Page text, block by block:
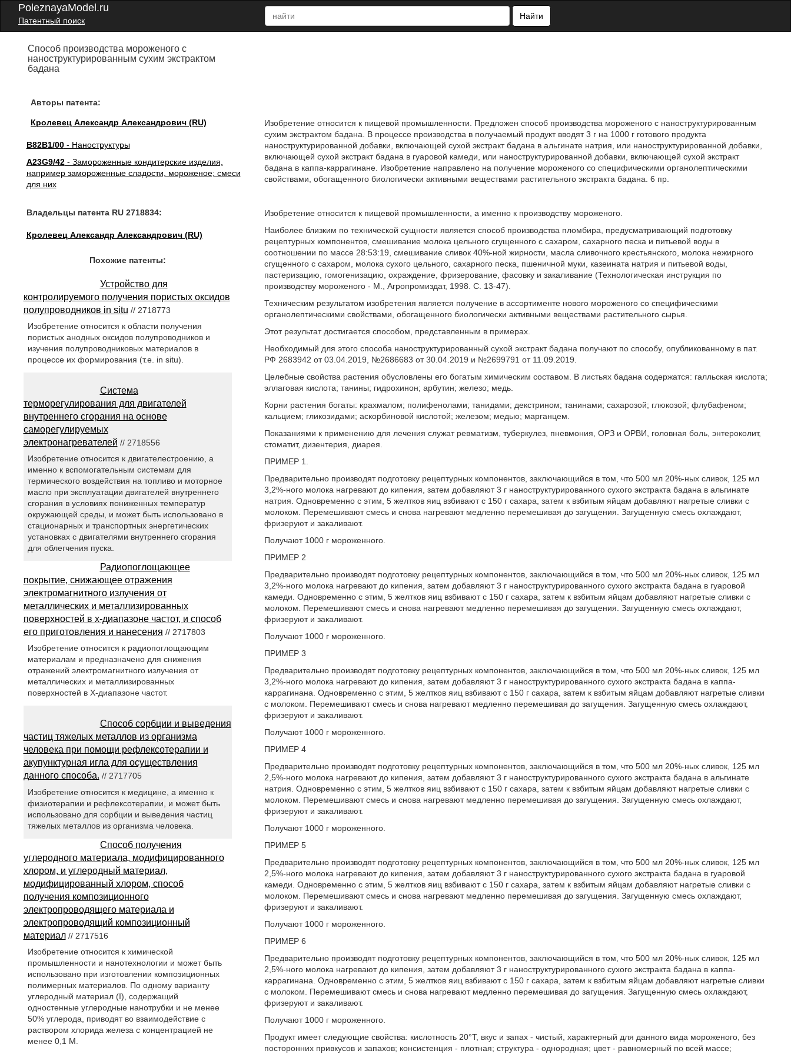
PoleznayaModel.ru
Патентный поиск
Найти
Способ производства мороженого с
наноструктурированным сухим экстрактом
бадана
Авторы патента:
Кролевец Александр Александрович (RU)
B82B1/00- Наноструктуры
A23G9/42- Замороженные кондитерские изделия,
например замороженные сладости, мороженое; смеси
для них
Владельцы патента RU 2718834:
Кролевец Александр Александрович (RU)
Изобретение относится к пищевой промышленности. Предложен способ производства мороженого с наноструктурированным
сухим экстрактом бадана. В процессе производства в получаемый продукт вводят 3 г на 1000 г готового продукта
наноструктурированной добавки, включающей сухой экстракт бадана в альгинате натрия, или наноструктурированной добавки,
включающей сухой экстракт бадана в гуаровой камеди, или наноструктурированной добавки, включающей сухой экстракт
бадана в каппа-каррагинане. Изобретение направлено на получение мороженого со специфическими органолептическими
свойствами, обогащенного биологически активными веществами растительного экстракта бадана. 6 пр.
Изобретение относится к пищевой промышленности, а именно к производству мороженого.
Наиболее близким по технической сущности является способ производства пломбира, предусматривающий подготовку
рецептурных компонентов, смешивание молока цельного сгущенного с сахаром, сахарного песка и питьевой воды в
соотношении по массе 28:53:19, смешивание сливок 40%-ной жирности, масла сливочного крестьянского, молока нежирного
сгущенного с сахаром, молока сухого цельного, сахарного песка, пшеничной муки, казеината натрия и питьевой воды,
пастеризацию, гомогенизацию, охраждение, фризерование, фасовку и закаливание (Технологическая инструкция по
производству мороженого - М., Агропромиздат, 1998. С. 13-47).
Техническим результатом изобретения является получение в ассортименте нового мороженого со специфическими
органолептическими свойствами, обогащенного биологически активными веществами растительного сырья.
Этот результат достигается способом, представленным в примерах.
Необходимый для этого способа наноструктурированный сухой экстракт бадана получают по способу, опубликованному в пат.
РФ 2683942 от 03.04.2019, №2686683 от 30.04.2019 и №2699791 от 11.09.2019.
Целебные свойства растения обусловлены его богатым химическим составом. В листьях бадана содержатся: галльская кислота;
эллаговая кислота; танины; гидрохинон; арбутин; железо; медь.
Корни растения богаты: крахмалом; полифенолами; танидами; декстрином; танинами; сахарозой; глюкозой; флубафеном;
кальцием; гликозидами; аскорбиновой кислотой; железом; медью; марганцем.
Показаниями к применению для лечения служат ревматизм, туберкулез, пневмония, ОРЗ и ОРВИ, головная боль, энтероколит,
стоматит, дизентерия, диарея.
ПРИМЕР 1.
Предварительно производят подготовку рецептурных компонентов, заключающийся в том, что 500 мл 20%-ных сливок, 125 мл
3,2%-ного молока нагревают до кипения, затем добавляют 3 г наноструктурированного сухого экстракта бадана в альгинате
натрия. Одновременно с этим, 5 желтков яиц взбивают с 150 г сахара, затем к взбитым яйцам добавляют нагретые сливки с
молоком. Перемешивают смесь и снова нагревают медленно перемешивая до загущения. Загущенную смесь охлаждают,
фризеруют и закаливают.
Получают 1000 г мороженного.
ПРИМЕР 2
Предварительно производят подготовку рецептурных компонентов, заключающийся в том, что 500 мл 20%-ных сливок, 125 мл
3,2%-ного молока нагревают до кипения, затем добавляют 3 г наноструктурированного сухого экстракта бадана в гуаровой
камеди. Одновременно с этим, 5 желтков яиц взбивают с 150 г сахара, затем к взбитым яйцам добавляют нагретые сливки с
молоком. Перемешивают смесь и снова нагревают медленно перемешивая до загущения. Загущенную смесь охлаждают,
фризеруют и закаливают.
Получают 1000 г мороженного.
ПРИМЕР 3
Предварительно производят подготовку рецептурных компонентов, заключающийся в том, что 500 мл 20%-ных сливок, 125 мл
3,2%-ного молока нагревают до кипения, затем добавляют 3 г наноструктурированного сухого экстракта бадана в каппа-
каррагинана. Одновременно с этим, 5 желтков яиц взбивают с 150 г сахара, затем к взбитым яйцам добавляют нагретые сливки
с молоком. Перемешивают смесь и снова нагревают медленно перемешивая до загущения. Загущенную смесь охлаждают,
фризеруют и закаливают.
Получают 1000 г мороженного.
ПРИМЕР 4
Предварительно производят подготовку рецептурных компонентов, заключающийся в том, что 500 мл 20%-ных сливок, 125 мл
2,5%-ного молока нагревают до кипения, затем добавляют 3 г наноструктурированного сухого экстракта бадана в альгинате
натрия. Одновременно с этим, 5 желтков яиц взбивают с 150 г сахара, затем к взбитым яйцам добавляют нагретые сливки с
молоком. Перемешивают смесь и снова нагревают медленно перемешивая до загущения. Загущенную смесь охлаждают,
фризеруют и закаливают.
Получают 1000 г мороженного.
ПРИМЕР 5
Предварительно производят подготовку рецептурных компонентов, заключающийся в том, что 500 мл 20%-ных сливок, 125 мл
2,5%-ного молока нагревают до кипения, затем добавляют 3 г наноструктурированного сухого экстракта бадана в гуаровой
камеди. Одновременно с этим, 5 желтков яиц взбивают с 150 г сахара, затем к взбитым яйцам добавляют нагретые сливки с
молоком. Перемешивают смесь и снова нагревают медленно перемешивая до загущения. Загущенную смесь охлаждают,
фризеруют и закаливают.
Получают 1000 г мороженного.
ПРИМЕР 6
Предварительно производят подготовку рецептурных компонентов, заключающийся в том, что 500 мл 20%-ных сливок, 125 мл
2,5%-ного молока нагревают до кипения, затем добавляют 3 г наноструктурированного сухого экстракта бадана в каппа-
каррагинана. Одновременно с этим, 5 желтков яиц взбивают с 150 г сахара, затем к взбитым яйцам добавляют нагретые сливки
с молоком. Перемешивают смесь и снова нагревают медленно перемешивая до загущения. Загущенную смесь охлаждают,
фризеруют и закаливают.
Получают 1000 г мороженного.
Продукт имеет следующие свойства: кислотность 20°Т, вкус и запах - чистый, характерный для данного вида мороженого, без
посторонних привкусов и запахов; консистенция - плотная; структура - однородная; цвет - равномерный по всей массе;
Похожие патенты:
Устройство для
контролируемого получения пористых оксидов
полупроводников in situ // 2718773
Изобретение относится к области получения
пористых анодных оксидов полупроводников и
изучения полупроводниковых материалов в
процессе их формирования (т.е. in situ).
Система
терморегулирования для двигателей
внутреннего сгорания на основе
саморегулируемых
электронагревателей // 2718556
Изобретение относится к двигателестроению, а
именно к вспомогательным системам для
термического воздействия на топливо и моторное
масло при эксплуатации двигателей внутреннего
сгорания в условиях пониженных температур
окружающей среды, и может быть использовано в
стационарных и транспортных энергетических
установках с двигателями внутреннего сгорания
для облегчения пуска.
Радиопоглощающее
покрытие, снижающее отражения
электромагнитного излучения от
металлических и металлизированных
поверхностей в х-диапазоне частот, и способ
его приготовления и нанесения // 2717803
Изобретение относится к радиопоглощающим
материалам и предназначено для снижения
отражений электромагнитного излучения от
металлических и металлизированных
поверхностей в Х-диапазоне частот.
Способ сорбции и выведения
частиц тяжелых металлов из организма
человека при помощи рефлексотерапии и
акупунктурная игла для осуществления
данного способа. // 2717705
Изобретение относится к медицине, а именно к
физиотерапии и рефлексотерапии, и может быть
использовано для сорбции и выведения частиц
тяжелых металлов из организма человека.
Способ получения
углеродного материала, модифицированного
хлором, и углеродный материал,
модифицированный хлором, способ
получения композиционного
электропроводящего материала и
электропроводящий композиционный
материал// 2717516
Изобретение относится к химической
промышленности и нанотехнологии и может быть
использовано при изготовлении композиционных
полимерных материалов. По одному варианту
углеродный материал (I), содержащий
одностенные углеродные нанотрубки и не менее
50% углерода, приводят во взаимодействие с
раствором хлорида железа с концентрацией не
менее 0,1 М.